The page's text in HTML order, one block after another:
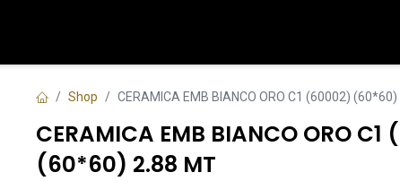
Shop CERAMICA EMB BIANCO ORO C1 (60002)
CERAMICA EMB BIANCO ORO
(60*60) 2.88 MT